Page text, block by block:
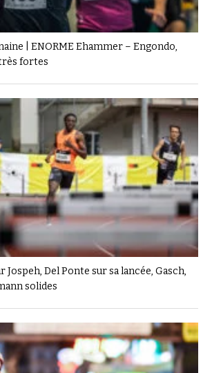
| ENORME Ehammer – Engondo,
fortes
Jospeh, Del Ponte sur sa lancée, Gasch,
solides